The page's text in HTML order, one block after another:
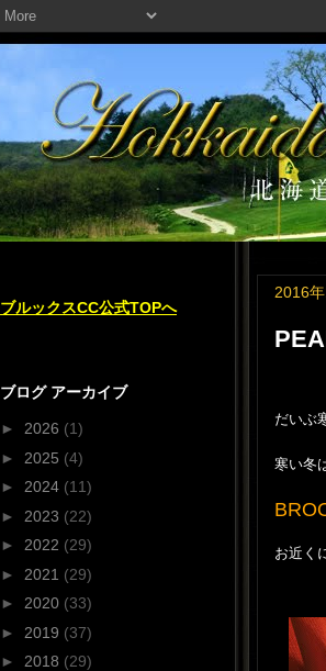
2016
だいぶ
寒い冬
お近く
ブルックスCC公式TOPへ
ブログ アーカイブ
► 2026 (1)
► 2025 (4)
► 2024 (11)
► 2023 (22)
► 2022 (29)
► 2021 (29)
► 2020 (33)
► 2019 (37)
► 2018 (29)